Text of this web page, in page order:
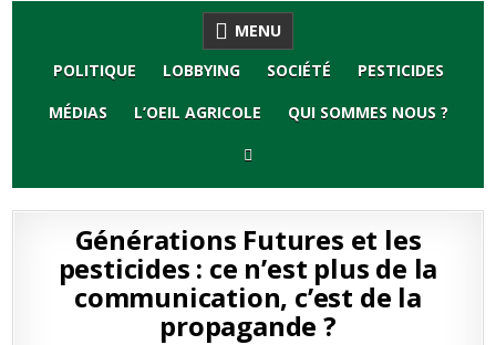
MENU
POLITIQUE
LOBBYING SOCIÉTÉ
PESTICIDES
MÉDIAS
L’OEIL AGRICOLE QUI SOMMES NOUS ?
Générations Futures et les
pesticides : ce n’est plus de la
communication, c’est de la
propagande ?